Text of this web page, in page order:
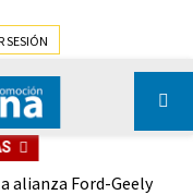
SESIÓN
alianza Ford-Geely